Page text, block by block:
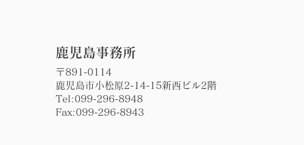
​鹿児島事務所
〒891-0114
鹿児島市小松原2-14-15新西ビル2階
Tel:099-296-8948
Fax:099-296-8943